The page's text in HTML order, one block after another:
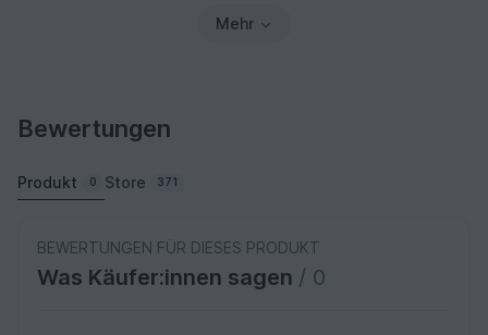
Mehr
Bewertungen
Produkt 0 Store 371
BEWERTUNGEN FÜR DIESES PRODUKT
Was Käufer:innen sagen / 0